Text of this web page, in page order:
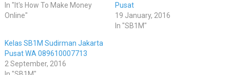
In "It's How To Make Money
Online"
Pusat
19 January, 2016
In "SB1M"
Kelas SB1M Sudirman Jakarta
Pusat WA 089610007713
2 September, 2016